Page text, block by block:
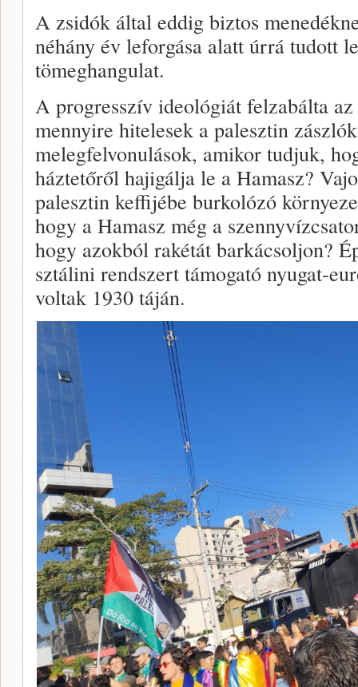
A zsidók által eddig biztos
néhány év leforgása alatt úrrá tudott
tömeghangulat.
A progresszív ideológiát felzabálta
mennyire hitelesek a palesztin
melegfelvonulások, amikor tudjuk,
háztetőről hajigálja le a Hamasz?
palesztin keffijébe burkolózó
hogy a Hamasz még a
hogy azokból rakétát barkácsoljon?
sztálini rendszert támogató nyugat-
voltak 1930 táján.